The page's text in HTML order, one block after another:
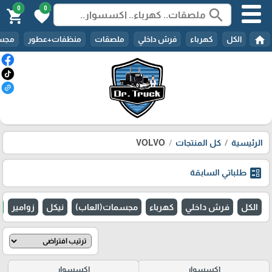
search
0
favorite
0
shopping_cart
home الكل كهرباء فرش داخلي ملصقات منظفات+عطور
الرئيسية كل المنتجات VOLVO
ballot طلباتي السابقة
الكل فرش داخلي كهرباء مجسمات(العاب) نيكل زوامير
اكسسوار اكسسوار